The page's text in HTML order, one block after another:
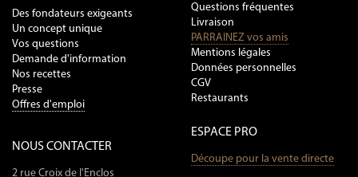
Des fondateurs exigeants
Un concept unique
Vos questions
Demande d'information
Nos recettes
Presse
Offres d'emploi
NOUS CONTACTER
2 rue Croix de l'Enclos
Questions fréquentes
Livraison
PARRAINEZ vos amis
Mentions légales
Données personnelles
CGV
Restaurants
ESPACE PRO
Découpe pour la vente directe